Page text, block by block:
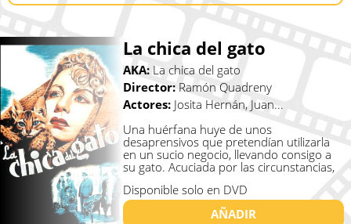
La chica del gato
AKA:La chica del gato
Director:Ramón Quadreny
Actores: Josita Hernán, Juan...
Una huérfana huye de unos
desaprensivos que pretendían utilizarla
en un sucio negocio, llevando consigo a
su gato. Acuciada por las circunstancias,
Disponible solo en DVD
AÑADIR